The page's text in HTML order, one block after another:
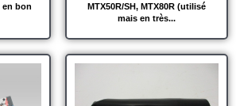
en bon
MTX50R/SH, MTX80R (utilisé
mais en très...